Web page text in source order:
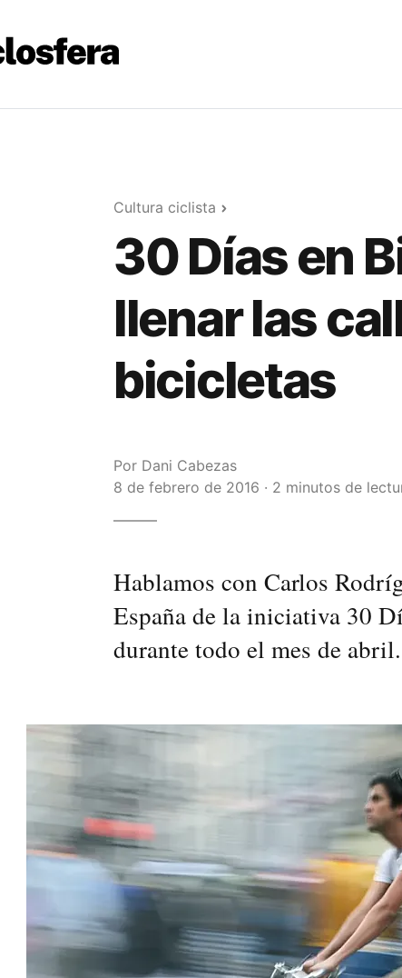
Cultura ciclista
30 Días en
llenar las
bicicletas
Por Dani Cabezas
8 de febrero de 2016 · 2 minutos de
Hablamos con Carlos
España de la iniciativa 30
durante todo el mes de abril.